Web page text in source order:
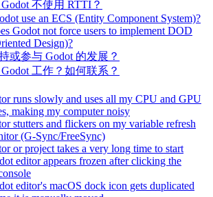
不使用 RTTI？
use an ECS (Entity Component System)?
Godot not force users to implement DOD
Design)?
或参与 Godot 的发展？
工作？如何联系？
runs slowly and uses all my CPU and GPU
making my computer noisy
stutters and flickers on my variable refresh
(G-Sync/FreeSync)
or project takes a very long time to start
editor appears frozen after clicking the
editor's macOS dock icon gets duplicated